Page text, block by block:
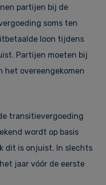
partijen bij de
soms ten
loon tijdens
Partijen moeten bij
het overeengekomen
transitievergoeding
wordt op basis
dit is onjuist. In slechts
jaar vóór de eerste